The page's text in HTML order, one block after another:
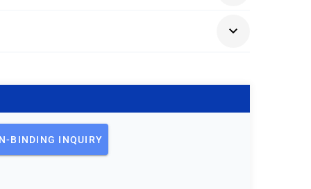
BINDING INQUIRY